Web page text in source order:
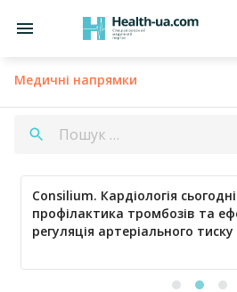
Медичні напрямки
Consilium. Кардіологія сьогодні:
профілактика тромбозів та
регуляція артеріального тиску